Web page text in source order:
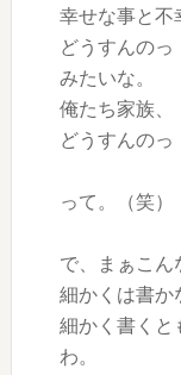
幸せな事と不
どうすんのっ
みたいな。
俺たち家族、
どうすんのっ
って。（笑）
で、まぁこん
細かくは書か
細かく書くと
わ。